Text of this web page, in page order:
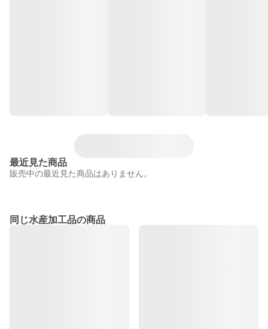
最近見た商品
販売中の最近見た商品はありません。
同じ水産加工品の商品